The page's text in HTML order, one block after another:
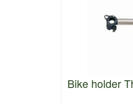
Bike holder